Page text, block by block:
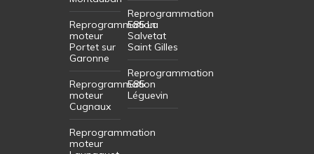
Reprogrammation
moteur
Portet sur
Garonne
Reprogrammation
moteur
Cugnaux
Reprogrammation
moteur
Reprogrammation
E85 La
Salvetat
Saint Gilles
Reprogrammation
E85
Léguevin